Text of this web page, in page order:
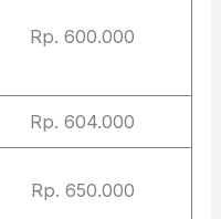
Rp. 600.000
Rp. 604.000
Rp. 650.000